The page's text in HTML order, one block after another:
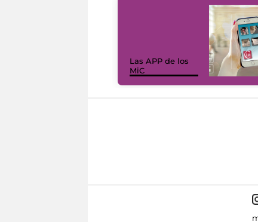
Las APP de los
MiC